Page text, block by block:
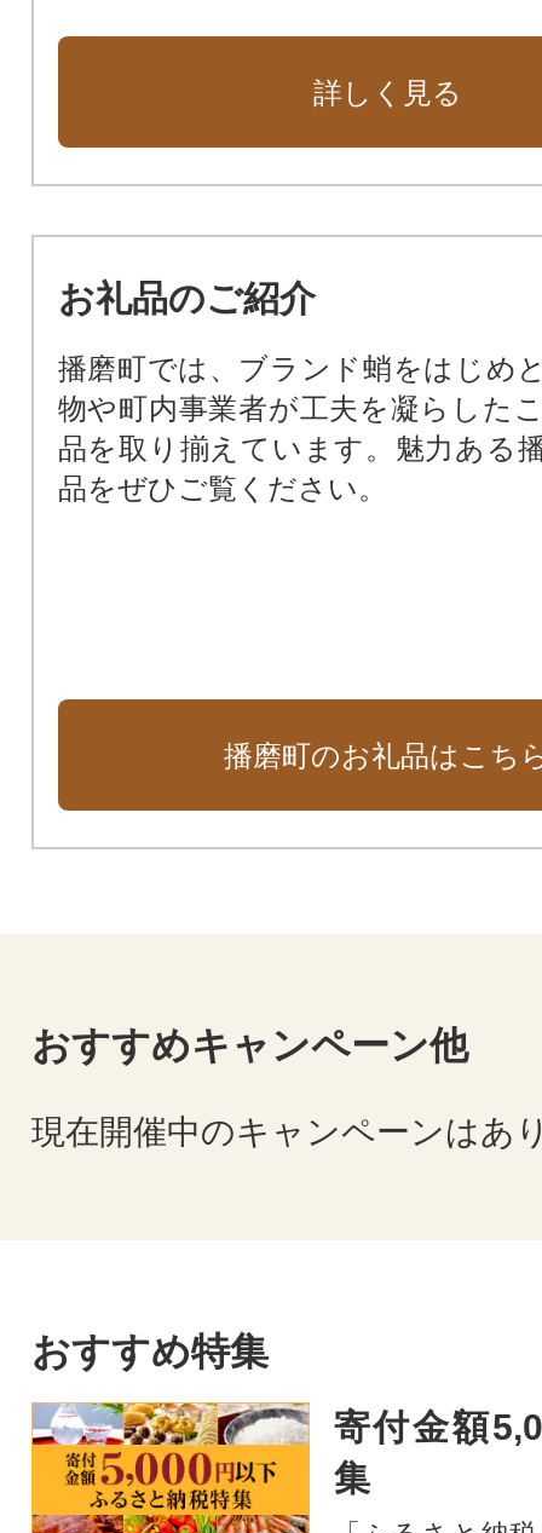
詳しく見る
お礼品のご紹介
播磨町では、ブランド蛸をはじめ
物や町内事業者が工夫を凝らした
品を取り揃えています。魅力ある
品をぜひご覧ください。
播磨町のお礼品はこち
おすすめキャンペーン他
現在開催中のキャンペーンはあ
おすすめ特集
寄付金額
集